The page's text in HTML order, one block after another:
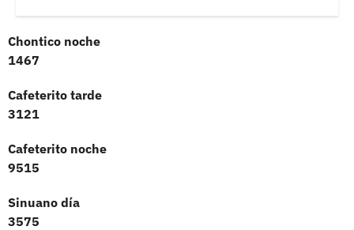
Chontico noche
1467
Cafeterito tarde
3121
Cafeterito noche
9515
Sinuano día
3575